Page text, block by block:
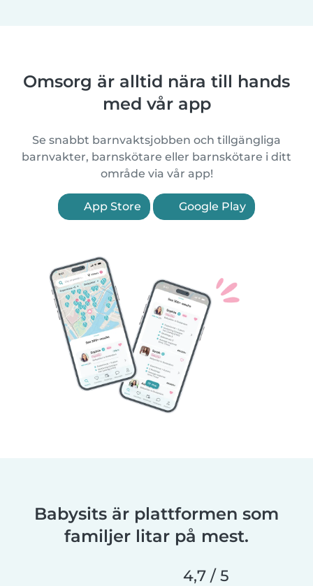
Omsorg är alltid nära till hands
med vår app
Se snabbt barnvaktsjobben och tillgängliga
barnvakter, barnskötare eller barnskötare i ditt
område via vår app!
App Store Google Play
Babysits är plattformen som
familjer litar på mest.
4,7 / 5